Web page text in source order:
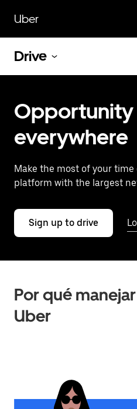
main
content
Uber
Drive
Opportunity
everywhere
Make the most of your
platform with the largest
Sign up to drive
Por qué
Uber